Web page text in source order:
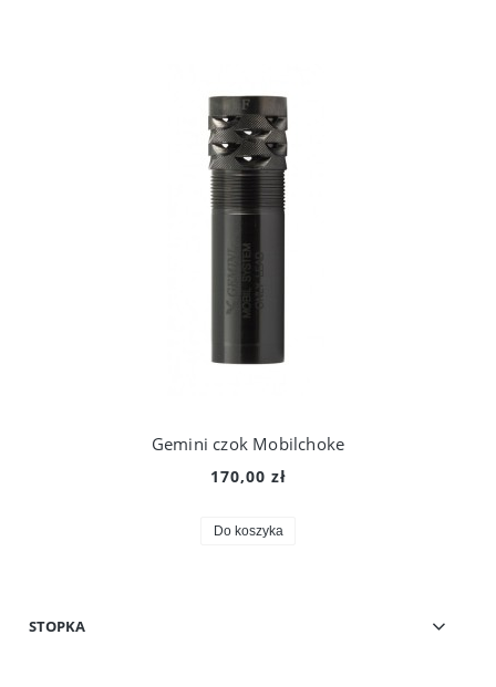
Gemini czok Mobilchoke
170,00 zł
Do koszyka
STOPKA